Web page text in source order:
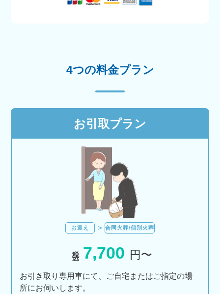
4つの料金プラン
お引取プラン
お迎え 合同火葬/個別火葬
7,700 円〜
お引き取り専用車にて、ご自宅またはご指定の場
所にお伺いします。